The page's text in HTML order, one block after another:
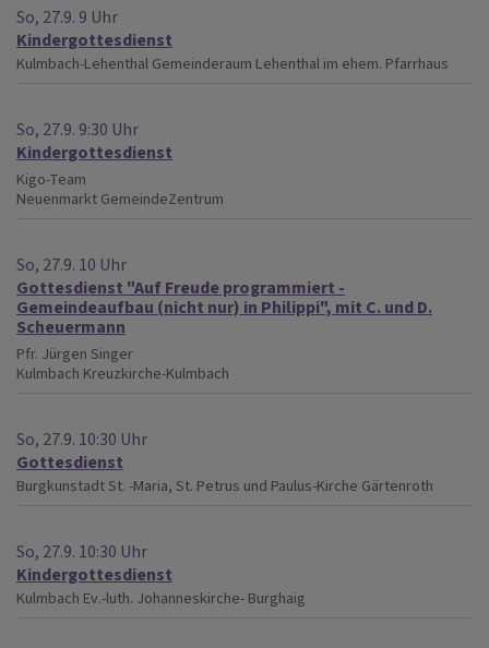
So, 27.9. 9 Uhr
Kindergottesdienst
Kulmbach-Lehenthal Gemeinderaum Lehenthal im ehem. Pfarrhaus
So, 27.9. 9:30 Uhr
Kindergottesdienst
Kigo-Team
Neuenmarkt GemeindeZentrum
So, 27.9. 10 Uhr
Gottesdienst "Auf Freude programmiert -
Gemeindeaufbau (nicht nur) in Philippi", mit C. und D.
Scheuermann
Pfr. Jürgen Singer
Kulmbach Kreuzkirche-Kulmbach
So, 27.9. 10:30 Uhr
Gottesdienst
BurgkunstadtSt. -Maria, St. Petrus und Paulus-Kirche Gärtenroth
So, 27.9. 10:30 Uhr
Kindergottesdienst
Kulmbach Ev.-luth. Johanneskirche- Burghaig